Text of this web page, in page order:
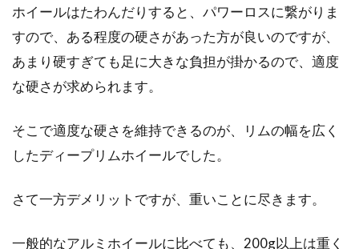
ると思います。長い間放置していたら空気が抜
ホイールはたわんだりすると、パワーロスに繋がりま
すので、ある程度の硬さがあった方が良いのですが、
あまり硬すぎても足に大きな負担が掛かるので、適度
な硬さが求められます。
そこで適度な硬さを維持できるのが、リムの幅を広く
したディープリムホイールでした。
さて一方デメリットですが、重いことに尽きます。
一般的なアルミホイールに比べても、200g以上は重く